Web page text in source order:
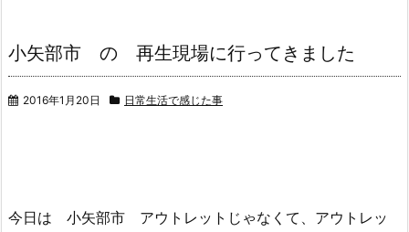
小矢部市 の 再生現場に行ってきました
2016年1月20日 日常生活で感じた事
今日は 小矢部市 アウトレットじゃなくて、アウトレッ